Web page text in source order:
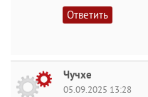
Ответить
Чучхе
05.09.2025 13:28